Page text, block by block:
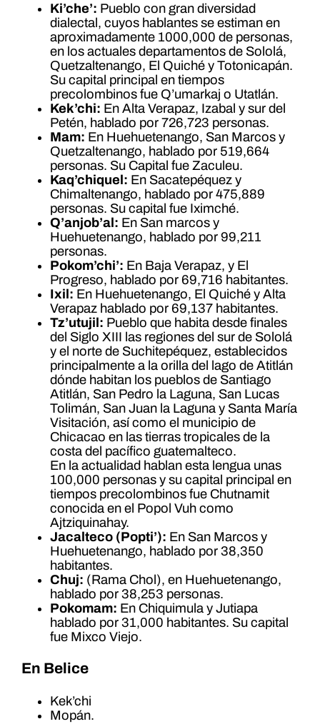
Ki’che’: Pueblo con gran diversidad
dialectal, cuyos hablantes se estiman en
aproximadamente 1000,000 de personas,
en los actuales departamentos de Sololá,
Quetzaltenango, El Quiché y Totonicapán.
Su capital principal en tiempos
precolombinos fue Q’umarkaj o Utatlán.
Kek’chi: En Alta Verapaz, Izabal y sur del
Petén, hablado por 726,723 personas.
Mam: En Huehuetenango, San Marcos y
Quetzaltenango, hablado por 519,664
personas. Su Capital fue Zaculeu.
Kaq’chiquel: En Sacatepéquez y
Chimaltenango, hablado por 475,889
personas. Su capital fue Iximché.
Q’anjob’al: En San marcos y
Huehuetenango, hablado por 99,211
personas.
Pokom’chi’: En Baja Verapaz, y El
Progreso, hablado por 69,716 habitantes.
Ixil: En Huehuetenango, El Quiché y Alta
Verapaz hablado por 69,137 habitantes.
Tz’utujil: Pueblo que habita desde finales
del Siglo XIII las regiones del sur de Sololá
y el norte de Suchitepéquez, establecidos
principalmente a la orilla del lago de Atitlán
dónde habitan los pueblos de Santiago
Atitlán, San Pedro la Laguna, San Lucas
Tolimán, San Juan la Laguna y Santa María
Visitación, así como el municipio de
Chicacao en las tierras tropicales de la
costa del pacífico guatemalteco.
En la actualidad hablan esta lengua unas
100,000 personas y su capital principal en
tiempos precolombinos fue Chutnamit
conocida en el Popol Vuh como
Ajtziquinahay.
Jacalteco (Popti’): En San Marcos y
Huehuetenango, hablado por 38,350
habitantes.
Chuj: (Rama Chol), en Huehuetenango,
hablado por 38,253 personas.
Pokomam: En Chiquimula y Jutiapa
hablado por 31,000 habitantes. Su capital
fue Mixco Viejo.
En Belice
Kek’chi
Mopán.